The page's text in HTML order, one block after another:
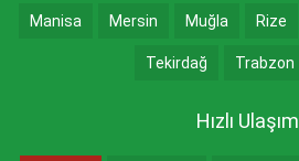
Manisa Mersin Muğla Rize
Tekirdağ Trabzon
Hızlı Ulaşım